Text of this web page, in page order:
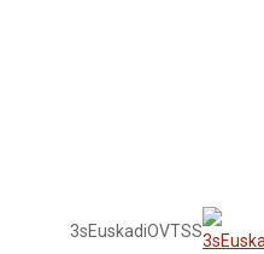
3sEuskadiOVTSS